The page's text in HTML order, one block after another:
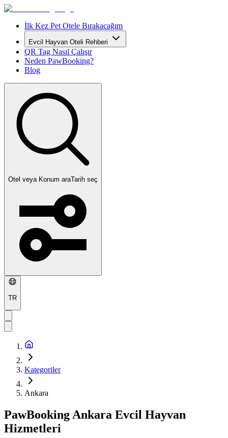
İlk Kez Pet Otele Bırakacağım
Evcil Hayvan Oteli Rehberi
QR Tag Nasıl Çalışır
Neden PawBooking?
Blog
Otel veya Konum araTarih seç
TR
Kategoriler
Ankara
PawBooking Ankara Evcil Hayvan
Hizmetleri